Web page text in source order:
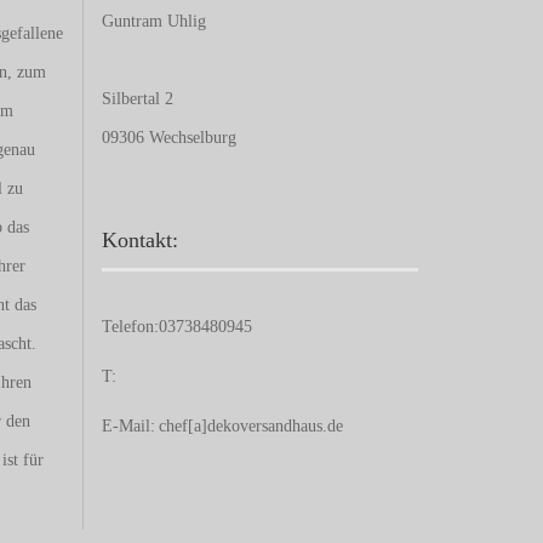
zum
zu
das
das
den
ist für
Guntram Uhlig
Silbertal 2
09306 Wechselburg
Kontakt:
Telefon:03738480945
T:
E-Mail: chef[a]dekoversandhaus.de